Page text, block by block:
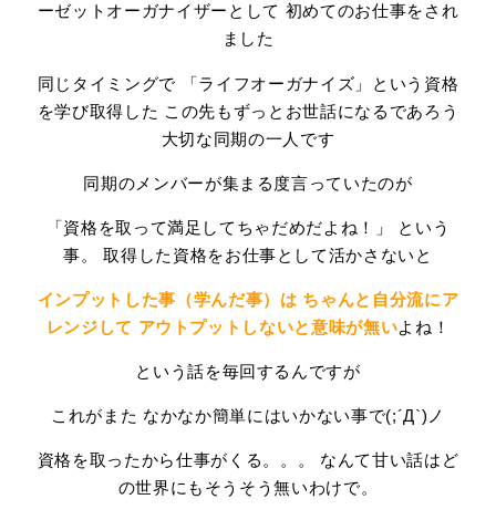
ーゼットオーガナイザーとして 初めてのお仕事をされ
ました
同じタイミングで 「ライフオーガナイズ」という資格
を学び取得した この先もずっとお世話になるであろう
大切な同期の一人です
同期のメンバーが集まる度言っていたのが
「資格を取って満足してちゃだめだよね！」
という
事。取得した資格をお仕事として活かさないと
インプットした事（学んだ事）は ちゃんと自分流にア
レンジして アウトプットしないと意味が無いよね！
という話を毎回するんですが
これがまた なかなか簡単にはいかない事で(;´Д`)ノ
資格を取ったから仕事がくる。。。 なんて甘い話はど
の世界にもそうそう無いわけで。